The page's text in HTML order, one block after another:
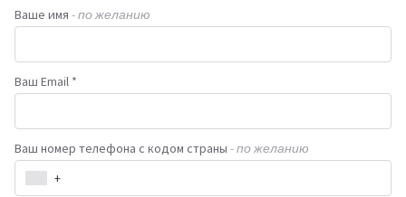
Ваше имя - по желанию
Ваш Email *
Ваш номер телефона с кодом страны - по желанию
+